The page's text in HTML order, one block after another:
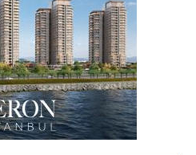
AÇILAN SESİ
köşe taşları